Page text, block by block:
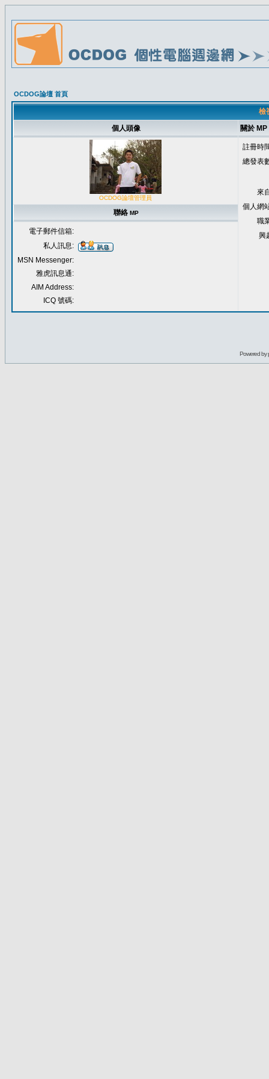
OCDOG論壇 首頁
檢
個人頭像
關於 MP
OCDOG論壇管理員
註冊時
總發表
來
個人網
職
興
聯絡 MP
電子郵件信箱:
私人訊息:
MSN Messenger:
雅虎訊息通:
AIM Address:
ICQ 號碼:
Powered by